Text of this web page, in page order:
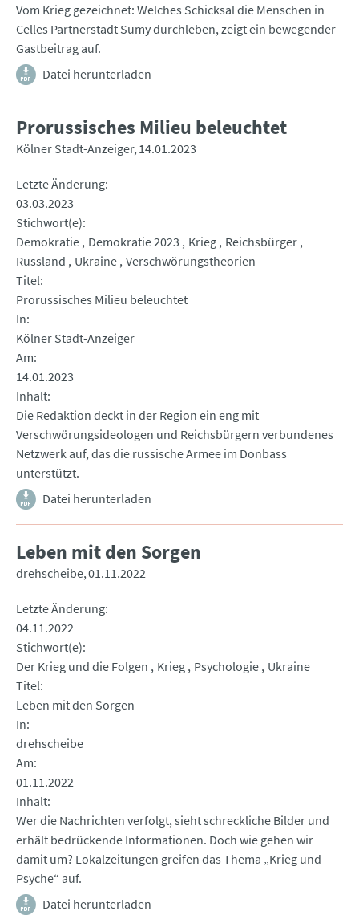
Vom Krieg gezeichnet: Welches Schicksal die Menschen in
Celles Partnerstadt Sumy durchleben, zeigt ein bewegender
Gastbeitrag auf.
Datei herunterladen
Prorussisches Milieu beleuchtet
Kölner Stadt-Anzeiger 14.01.2023
Letzte Änderung
03.03.2023
Stichwort(e)
Demokratie Demokratie 2023 Krieg Reichsbürger
Russland
Ukraine Verschwörungstheorien
Titel
Prorussisches Milieu beleuchtet
In
Kölner Stadt-Anzeiger
Am
14.01.2023
Inhalt
Die Redaktion deckt in der Region ein eng mit
Verschwörungsideologen und Reichsbürgern verbundenes
Netzwerk auf, das die russische Armee im Donbass
unterstützt.
Datei herunterladen
Leben mit den Sorgen
drehscheibe 01.11.2022
Letzte Änderung
04.11.2022
Stichwort(e)
Der Krieg und die Folgen
Krieg Psychologie Ukraine
Titel
Leben mit den Sorgen
In
drehscheibe
Am
01.11.2022
Inhalt
Wer die Nachrichten verfolgt, sieht schreckliche Bilder und
erhält bedrückende Informationen. Doch wie gehen wir
damit um? Lokalzeitungen greifen das Thema „Krieg und
Psyche“ auf.
Datei herunterladen